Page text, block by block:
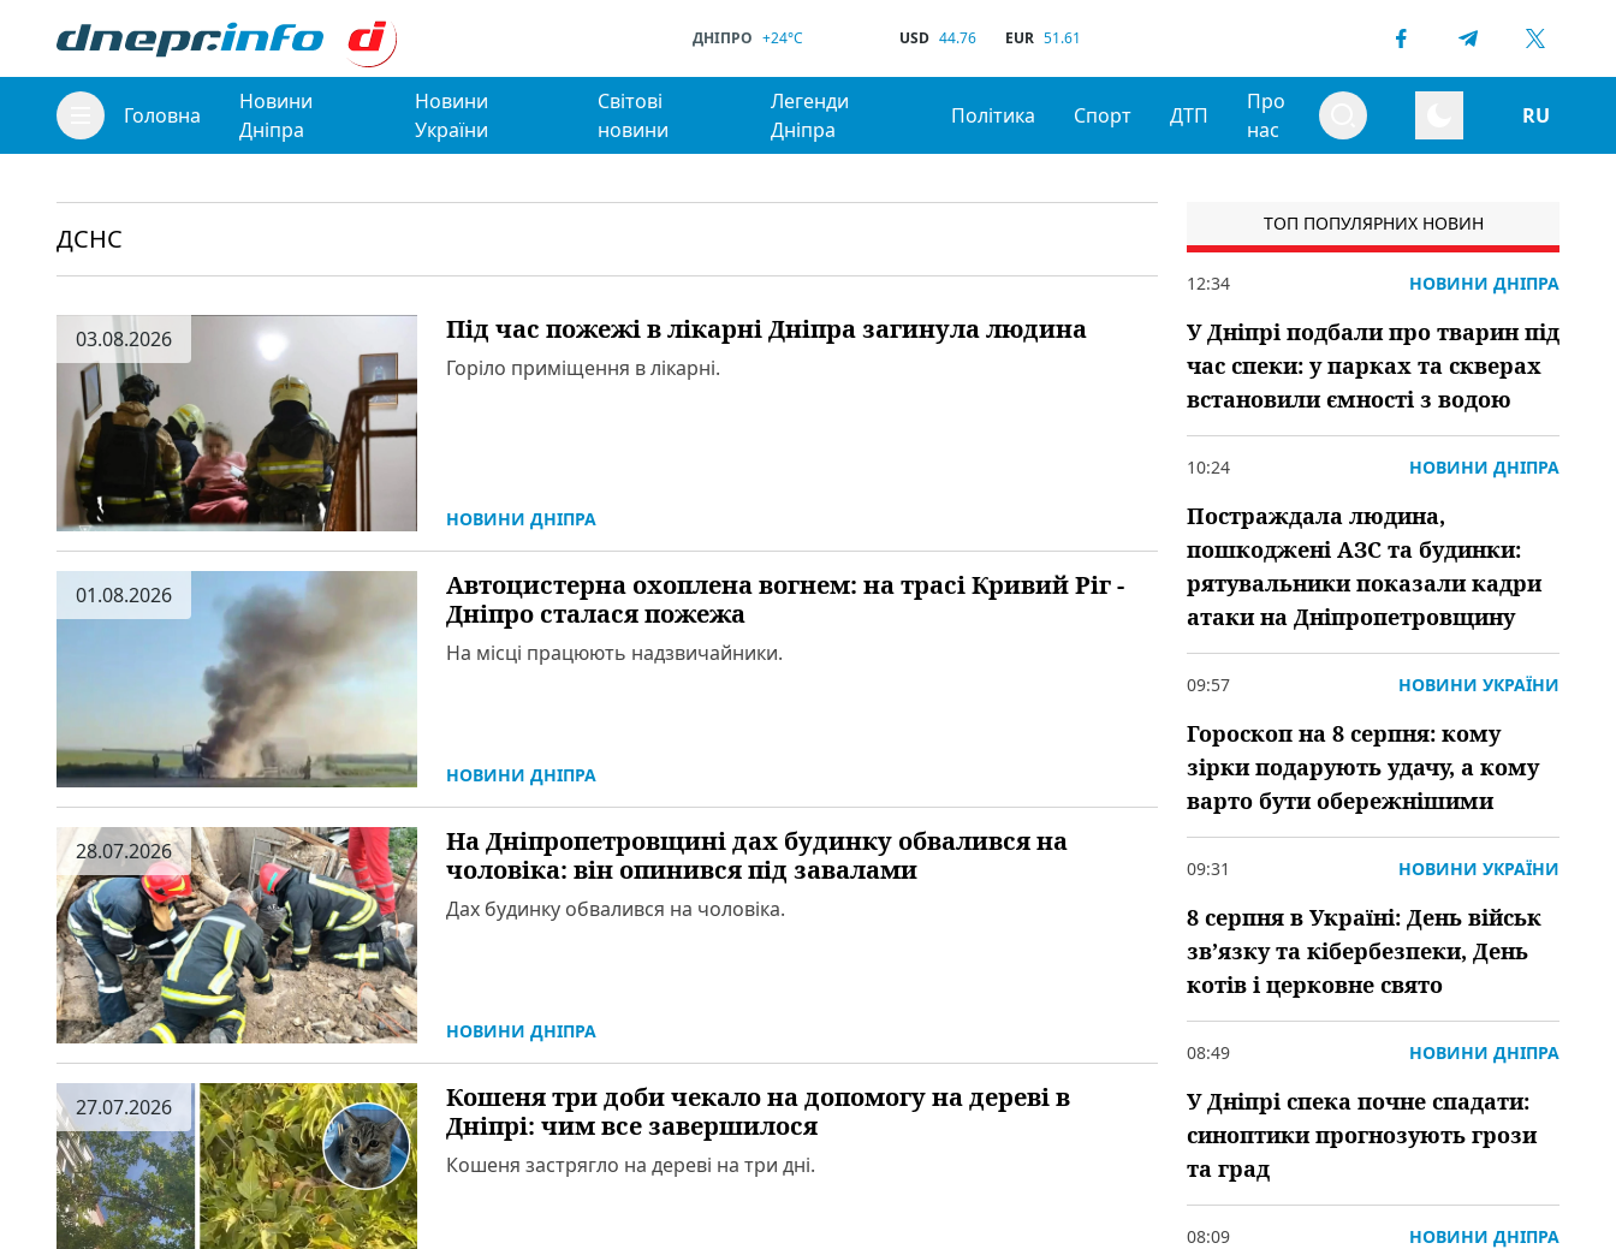
ДНІПРО +24°C USD 44.76 EUR 51.61
Головна
Новини
Дніпра
Новини
України
Світові
новини
Легенди
Дніпра
Політика Спорт ДТП
Про
нас
RU
ДСНС
03.08.2026 Під час пожежі в лікарні Дніпра загинула людина
Горіло приміщення в лікарні.
НОВИНИ ДНІПРА
01.08.2026
Автоцистерна охоплена вогнем: на трасі Кривий Ріг -
Дніпро сталася пожежа
На місці працюють надзвичайники.
НОВИНИ ДНІПРА
28.07.2026
На Дніпропетровщині дах будинку обвалився на
чоловіка: він опинився під завалами
Дах будинку обвалився на чоловіка.
НОВИНИ ДНІПРА
27.07.2026
Кошеня три доби чекало на допомогу на дереві в
Дніпрі: чим все завершилося
Кошеня застрягло на дереві на три дні.
ТОП ПОПУЛЯРНИХ НОВИН
12:34 НОВИНИ ДНІПРА
У Дніпрі подбали про тварин під
час спеки: у парках та скверах
встановили ємності з водою
10:24 НОВИНИ ДНІПРА
Постраждала людина,
пошкоджені АЗС та будинки:
рятувальники показали кадри
атаки на Дніпропетровщину
09:57 НОВИНИ УКРАЇНИ
Гороскоп на 8 серпня: кому
зірки подарують удачу, а кому
варто бути обережнішими
09:31 НОВИНИ УКРАЇНИ
8 серпня в Україні: День військ
зв’язку та кібербезпеки, День
котів і церковне свято
08:49 НОВИНИ ДНІПРА
У Дніпрі спека почне спадати:
синоптики прогнозують грози
та град
08:09 НОВИНИ ДНІПРА